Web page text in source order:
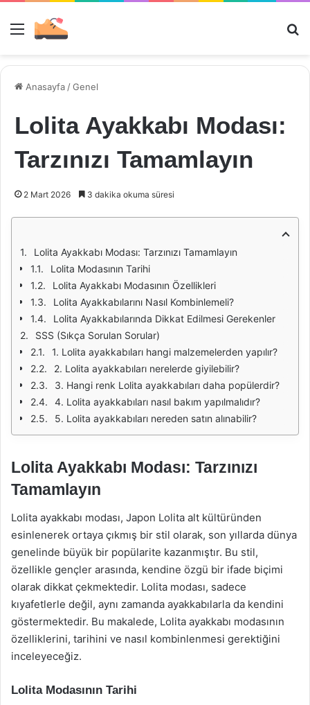
Menü
Anasayfa /Genel
Lolita Ayakkabı Modası:
Tarzınızı Tamamlayın
2 Mart 2026 3 dakika okuma süresi
Lolita Ayakkabı Modası: Tarzınızı Tamamlayın
Lolita Modasının Tarihi
Lolita Ayakkabı Modasının Özellikleri
Lolita Ayakkabılarını Nasıl Kombinlemeli?
Lolita Ayakkabılarında Dikkat Edilmesi Gerekenler
SSS (Sıkça Sorulan Sorular)
1. Lolita ayakkabıları hangi malzemelerden yapılır?
2. Lolita ayakkabıları nerelerde giyilebilir?
3. Hangi renk Lolita ayakkabıları daha popülerdir?
4. Lolita ayakkabıları nasıl bakım yapılmalıdır?
5. Lolita ayakkabıları nereden satın alınabilir?
Lolita Ayakkabı Modası: Tarzınızı
Tamamlayın
Lolita ayakkabı modası, Japon Lolita alt kültüründen
esinlenerek ortaya çıkmış bir stil olarak, son yıllarda dünya
genelinde büyük bir popülarite kazanmıştır. Bu stil,
özellikle gençler arasında, kendine özgü bir ifade biçimi
olarak dikkat çekmektedir. Lolita modası, sadece
kıyafetlerle değil, aynı zamanda ayakkabılarla da kendini
göstermektedir. Bu makalede, Lolita ayakkabı modasının
özelliklerini, tarihini ve nasıl kombinlenmesi gerektiğini
inceleyeceğiz.
Lolita Modasının Tarihi